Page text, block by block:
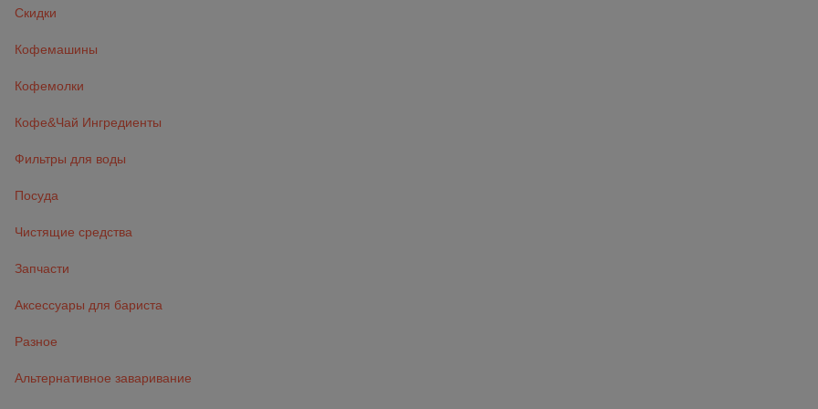
Скидки
Кофемашины
Кофемолки
Кофе&Чай Ингредиенты
Фильтры для воды
Посуда
Чистящие средства
Запчасти
Аксессуары для бариста
Разное
Альтернативное заваривание